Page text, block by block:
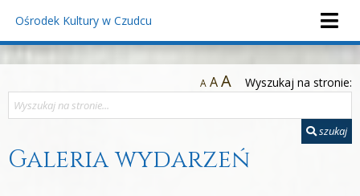
Ośrodek Kultury w Czudcu
A AA Wyszukaj na stronie:
szukaj
Galeria wydarzeń